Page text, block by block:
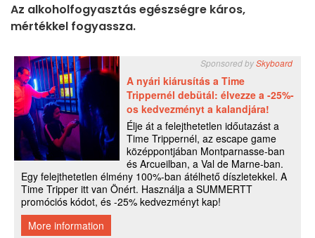
Az alkoholfogyasztás egészségre káros,
mértékkel fogyassza.